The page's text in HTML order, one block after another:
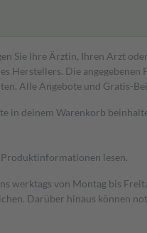
Sie Ihre Ärztin, Ihren Arzt
Die
Alle Angebote und Gratis-
in deinem Warenkorb
lesen.
werktags von Montag bis
Darüber hinaus können